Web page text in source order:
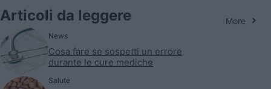
Articoli da leggere More
News
Cosa fare se sospetti un errore
durante le cure mediche
Salute